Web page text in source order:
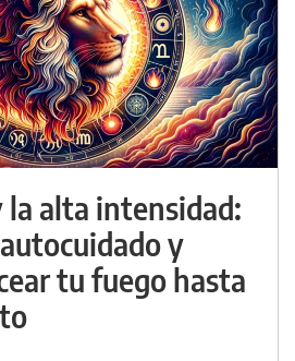
la alta intensidad:
y
tu fuego hasta